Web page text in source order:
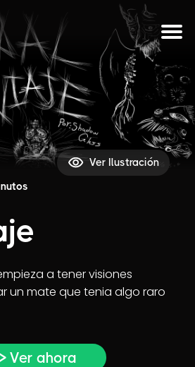
el proyecto
Ver Ilustración
a tener visiones
un mate que tenia algo raro
Ver ahora